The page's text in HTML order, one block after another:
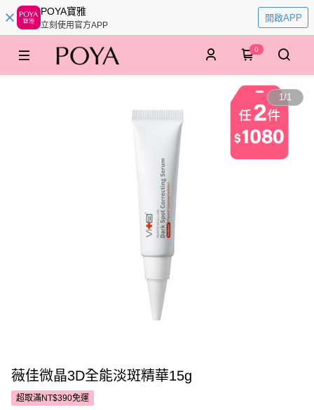
POYA寶雅
立刻使用官方APP
開啟APP
0
1/1
薇佳微晶3D全能淡斑精華15g
超取滿NT$390免運